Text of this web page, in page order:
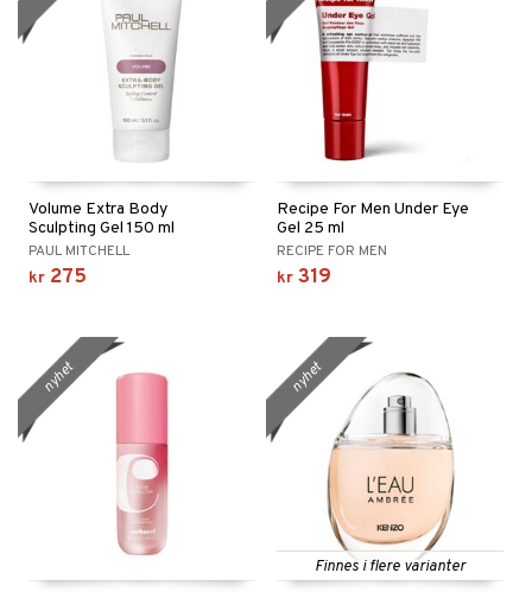
Volume Extra Body
Sculpting Gel 150 ml
PAUL MITCHELL
kr 275
Recipe For Men Under Eye
Gel 25 ml
RECIPE FOR MEN
kr 319
nyhet
Finnes i flere varianter
nyhet